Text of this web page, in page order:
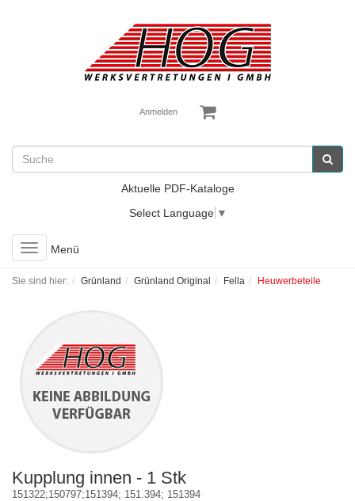
Anmelden
Aktuelle PDF-Kataloge
Select Language ▼
Toggle
navigation
Menü
Sie sind hier: Grünland Grünland Original Fella Heuwerbeteile
Kupplung innen - 1 Stk
151322;150797;151394; 151.394; 151394